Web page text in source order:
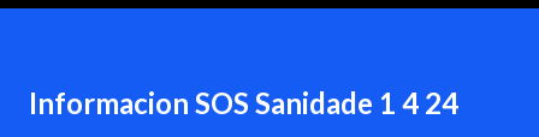
Informacion SOS Sanidade 1 4 24